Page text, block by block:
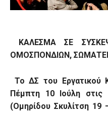
ΚΑΛΕΣΜΑ ΣΕ
ΟΜΟΣΠΟΝΔΙΩΝ,
Το ΔΣ του Εργατικού
Πέμπτη 10 Ιούλη
(Ομηρίδου Σκυλίτση 19